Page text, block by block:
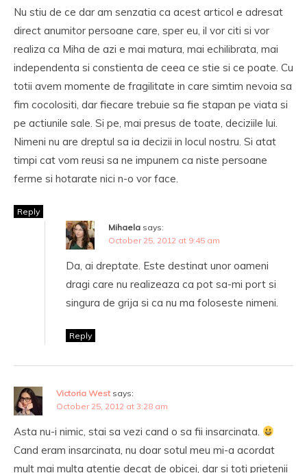
Nu stiu de ce dar am senzatia ca acest articol e adresat
direct anumitor persoane care, sper eu, il vor citi si vor
realiza ca Miha de azi e mai matura, mai echilibrata, mai
independenta si constienta de ceea ce stie si ce poate. Cu
totii avem momente de fragilitate in care simtim nevoia sa
fim cocolositi, dar fiecare trebuie sa fie stapan pe viata si
pe actiunile sale. Si pe, mai presus de toate, deciziile lui.
Nimeni nu are dreptul sa ia decizii in locul nostru. Si atat
timpi cat vom reusi sa ne impunem ca niste persoane
ferme si hotarate nici n-o vor face.
Reply
Mihaela says:
October 25, 2012 at 9:45 am
Da, ai dreptate. Este destinat unor oameni
dragi care nu realizeaza ca pot sa-mi port si
singura de grija si ca nu ma foloseste nimeni.
Reply
Victoria West says:
October 25, 2012 at 3:28 am
Asta nu-i nimic, stai sa vezi cand o sa fii insarcinata.
Cand eram insarcinata, nu doar sotul meu mi-a acordat
mult mai multa atentie decat de obicei, dar si toti prietenii